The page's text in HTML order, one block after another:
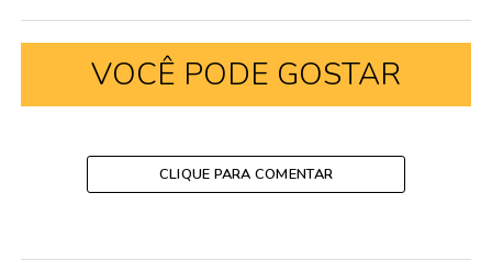
VOCÊ PODE GOSTAR
CLIQUE PARA COMENTAR